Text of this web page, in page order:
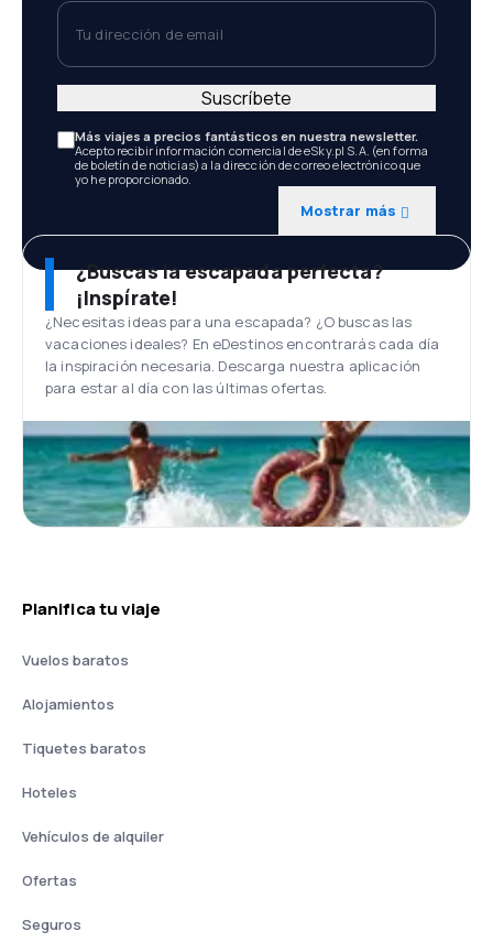
Tu dirección de email
Más viajes a precios fantásticos en nuestra newsletter.
Acepto recibir información comercial de eSky.pl S.A. (en forma
de boletín de noticias) a la dirección de correo electrónico que
yo he proporcionado.
Mostrar más
Suscríbete
¿Buscas la escapada perfecta?
¡Inspírate!
¿Necesitas ideas para una escapada? ¿O buscas las
vacaciones ideales? En eDestinos encontrarás cada día
la inspiración necesaria. Descarga nuestra aplicación
para estar al día con las últimas ofertas.
Planifica tu viaje
Vuelos baratos
Alojamientos
Tiquetes baratos
Hoteles
Vehículos de alquiler
Ofertas
Seguros